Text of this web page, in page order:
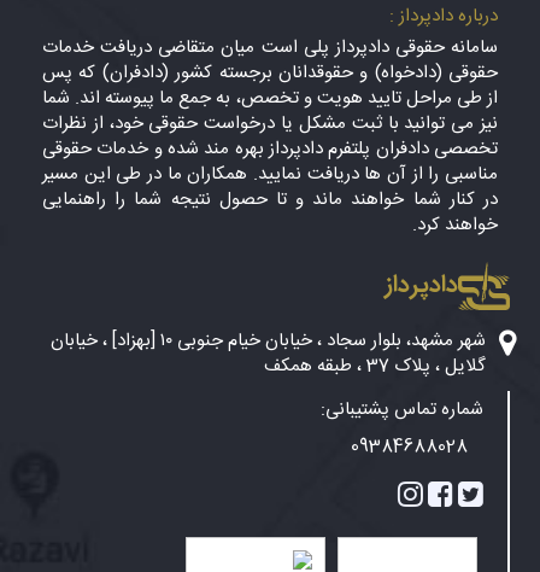
درباره دادپرداز :
سامانه حقوقی دادپرداز پلی است میان متقاضی دریافت خدمات
حقوقی (دادخواه) و حقوقدانان برجسته کشور (دادفران) که پس
از طی مراحل تایید هویت و تخصص، به جمع ما پیوسته اند. شما
نیز می توانید با ثبت مشکل یا درخواست حقوقی خود، از نظرات
تخصصی دادفران پلتفرم دادپرداز بهره مند شده و خدمات حقوقی
مناسبی را از آن ها دریافت نمایید. همکاران ما در طی این مسیر
در کنار شما خواهند ماند و تا حصول نتیجه شما را راهنمایی
خواهند کرد.
دادپرداز
شهر مشهد، بلوار سجاد ، خیابان خیام جنوبی ۱۰ [بهزاد] ، خیابان
گلایل ، پلاک 37 ، طبقه همکف
شماره تماس پشتیبانی:
09384688028